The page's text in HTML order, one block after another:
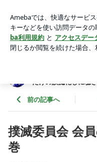
メントという、その時だ
アプリをダウンロードして
ょう。
だけの誤魔化しに騙
前の記事へ
撲滅委員会 会
巻